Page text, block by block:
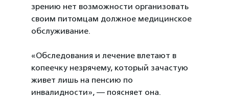
зрению нет возможности организовать
своим питомцам должное медицинское
обслуживание.
«Обследования и лечение влетают в
копеечку незрячему, который зачастую
живет лишь на пенсию по
инвалидности», — поясняет она.